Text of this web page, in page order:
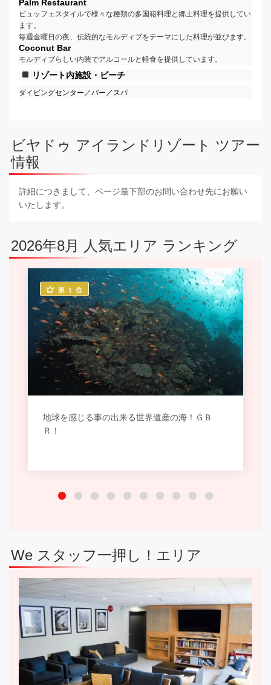
Palm Restaurant
ビュッフェスタイルで様々な種類の多国籍料理と郷土料理を提供してい
ます。
毎週金曜日の夜、伝統的なモルディブをテーマにした料理が並びます。
Coconut Bar
モルディブらしい内装でアルコールと軽食を提供しています。
リゾート内施設・ビーチ
ダイビングセンター／バー／スパ
ビヤドゥ アイランドリゾート ツアー
情報
詳細につきまして、ページ最下部のお問い合わせ先にお願い
いたします。
2026年8月 人気エリア ランキング
第 1 位
地球を感じる事の出来る世界遺産の海！ＧＢ
Ｒ！
We スタッフ一押し！エリア